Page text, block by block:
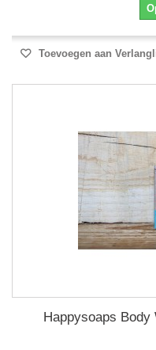
Toevoegen aan
Happysoaps Body